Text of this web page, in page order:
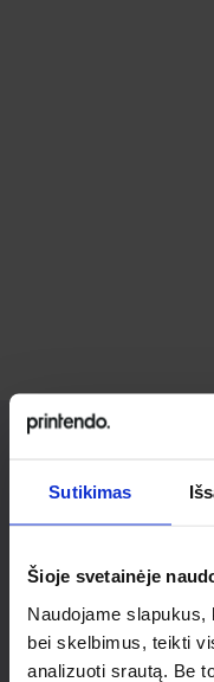
Sutikimas
Šioje svetainėje
Naudojame
bei skelbimus, teikti
analizuoti srautą. Be
Ieškai
Susisiek su